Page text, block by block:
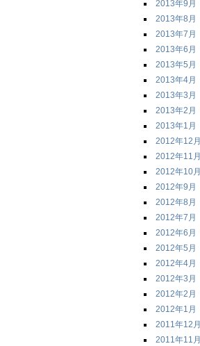
2013年9月
2013年8月
2013年7月
2013年6月
2013年5月
2013年4月
2013年3月
2013年2月
2013年1月
2012年12月
2012年11月
2012年10月
2012年9月
2012年8月
2012年7月
2012年6月
2012年5月
2012年4月
2012年3月
2012年2月
2012年1月
2011年12月
2011年11月